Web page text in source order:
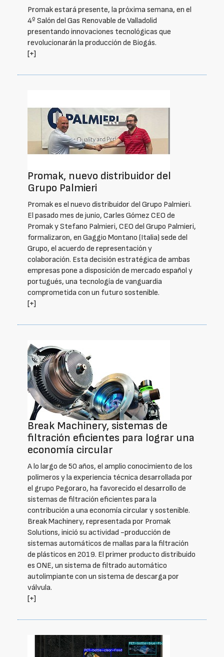
Promak estará presente, la próxima semana, en el
4º Salón del Gas Renovable de Valladolid
presentando innovaciones tecnológicas que
revolucionarán la producción de Biogás.
[+]
Promak, nuevo distribuidor del
Grupo Palmieri
Promak es el nuevo distribuidor del Grupo Palmieri.
El pasado mes de junio, Carles Gómez CEO de
Promak y Stefano Palmieri, CEO del Grupo Palmieri,
formalizaron, en Gaggio Montano (Italia) sede del
Grupo, el acuerdo de representación y
colaboración. Esta decisión estratégica de ambas
empresas pone a disposición de mercado español y
portugués, una tecnología de vanguardia
comprometida con un futuro sostenible.
[+]
Break Machinery, sistemas de
filtración eficientes para lograr una
economía circular
A lo largo de 50 años, el amplio conocimiento de los
polímeros y la experiencia técnica desarrollada por
el grupo Pegoraro, ha favorecido el desarrollo de
sistemas de filtración eficientes para la
contribución a una economía circular y sostenible.
Break Machinery, representada por Promak
Solutions, inició su actividad -producción de
sistemas automáticos de mallas para la filtración
de plásticos en 2019. El primer producto distribuido
es ONE, un sistema de filtrado automático
autolimpiante con un sistema de descarga por
válvula.
[+]